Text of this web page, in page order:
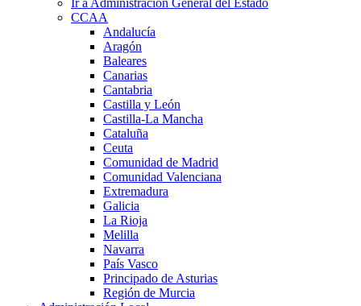
CCAA
Andalucía
Aragón
Baleares
Canarias
Cantabria
Castilla y León
Castilla-La Mancha
Cataluña
Ceuta
Comunidad de Madrid
Comunidad Valenciana
Extremadura
Galicia
La Rioja
Melilla
Navarra
País Vasco
Principado de Asturias
Región de Murcia